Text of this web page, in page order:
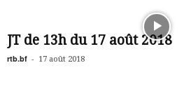
JT de 13h du 17 août 2018
rtb.bf - 17 août 2018